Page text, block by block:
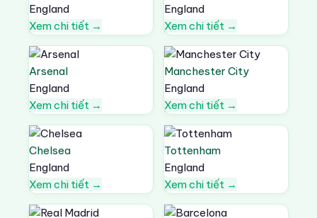
England
Xem chi tiết →
England
Xem chi tiết →
Arsenal
England
Xem chi tiết →
Manchester City
England
Xem chi tiết →
Chelsea
England
Xem chi tiết →
Tottenham
England
Xem chi tiết →